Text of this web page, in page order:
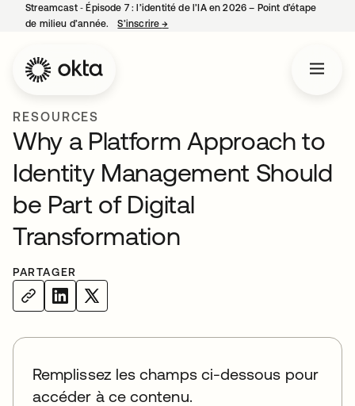
Streamcast ‑ Épisode 7 : l’identité de l’IA en 2026 – Point d’étape
de milieu d’année.
S’inscrire→
RESOURCES
Why a Platform Approach to
Identity Management Should
be Part of Digital
Transformation
PARTAGER
Remplissez les champs ci-dessous pour
accéder à ce contenu.